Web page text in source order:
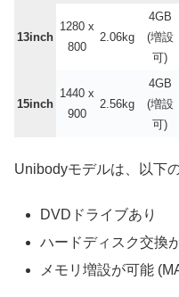
13inch
1280 x
800
2.06kg
4GB
(増設
可)
15inch
1440 x
900
2.56kg
4GB
(増設
可)
Unibodyモデルは、以下
DVDドライブあり
ハードディスク交換
メモリ増設が可能